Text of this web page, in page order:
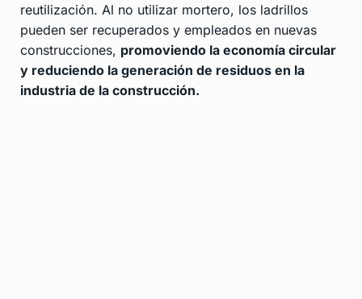
reutilización. Al no utilizar mortero, los ladrillos
pueden ser recuperados y empleados en nuevas
construcciones, promoviendo la economía circular
y reduciendo la generación de residuos en la
industria de la construcción.